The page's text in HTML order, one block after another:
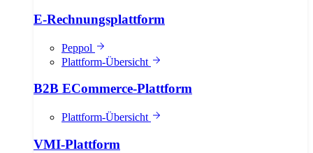
E-Rechnungsplattform
Peppol
Plattform-Übersicht
B2B ECommerce-Plattform
Plattform-Übersicht
VMI-Plattform